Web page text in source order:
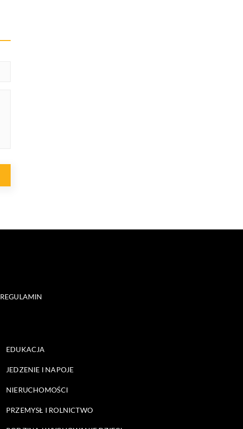
REGULAMIN
EDUKACJA
JEDZENIE I NAPOJE
NIERUCHOMOŚCI
PRZEMYSŁ I ROLNICTWO